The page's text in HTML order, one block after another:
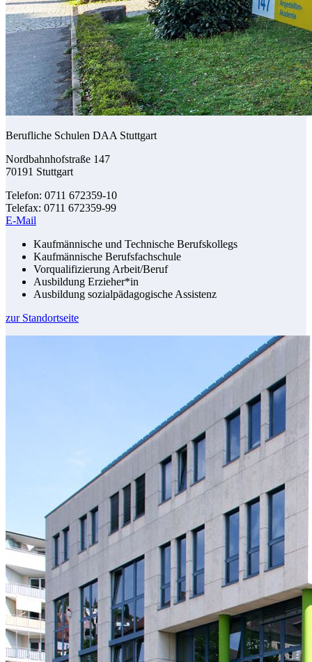
Berufliche Schulen DAA Stuttgart
Nordbahnhofstraße 147
70191 Stuttgart
Telefon: 0711 672359-10
Telefax: 0711 672359-99
E-Mail
Kaufmännische und Technische Berufskollegs
Kaufmännische Berufsfachschule
Vorqualifizierung Arbeit/Beruf
Ausbildung Erzieher*in
Ausbildung sozialpädagogische Assistenz
zur Standortseite